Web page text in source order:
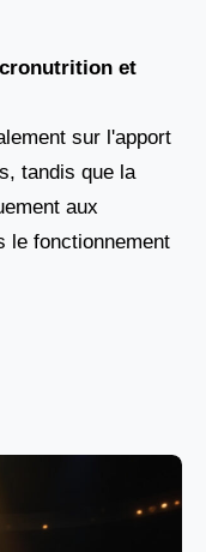
et
sur l'apport
tandis que la
aux
le fonctionnement